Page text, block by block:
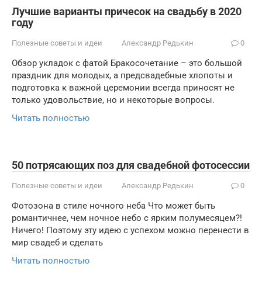
Лучшие варианты причесок на свадьбу в 2020
году
Полезные советы и идеи Александр Редькин 0
Обзор укладок с фатой Бракосочетание – это большой
праздник для молодых, а предсвадебные хлопоты и
подготовка к важной церемонии всегда приносят не
только удовольствие, но и некоторые вопросы.
Читать полностью
50 потрясающих поз для свадебной фотосессии
Полезные советы и идеи Александр Редькин 0
Фотозона в стиле ночного неба Что может быть
романтичнее, чем ночное небо с ярким полумесяцем?!
Ничего! Поэтому эту идею с успехом можно перенести в
мир свадеб и сделать
Читать полностью